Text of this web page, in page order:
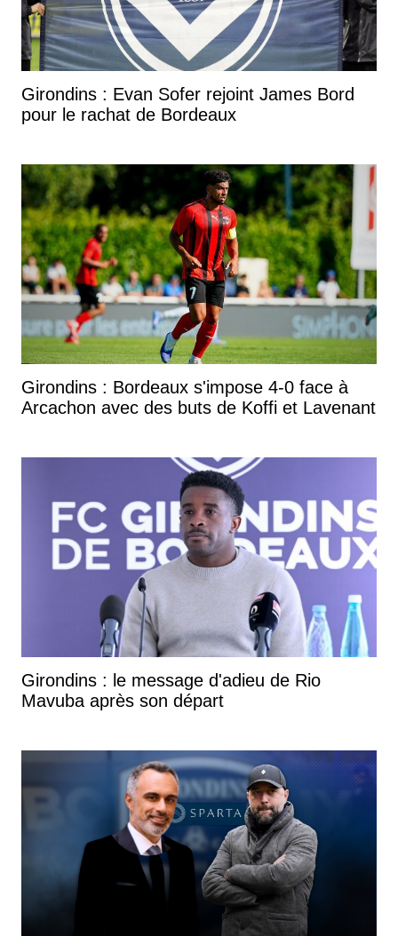
Girondins : Evan Sofer rejoint James Bord
pour le rachat de Bordeaux
Girondins : Bordeaux s'impose 4-0 face à
Arcachon avec des buts de Koffi et Lavenant
Girondins : le message d'adieu de Rio
Mavuba après son départ